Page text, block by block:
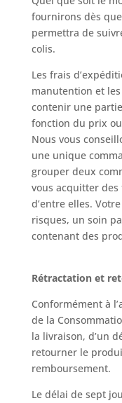
fournirons dès
permettra de
colis.
Les frais
manutention et
contenir une
fonction du prix
Nous vous
une unique
grouper deux
vous acquitter
d’entre elles.
risques, un soin
contenant des
Rétractation et
Conformément à
de la
la livraison, d’un
retourner le
remboursement.
Le délai de sept